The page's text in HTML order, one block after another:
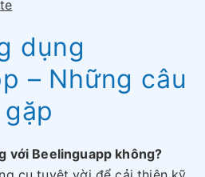
dụng
– Những câu
với Beelinguapp không?